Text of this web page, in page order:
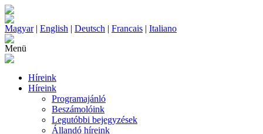
Magyar| English | Deutsch | Francais | Italiano
Menü
Híreink
Híreink
Programajánló
Beszámolóink
Legutóbbi bejegyzések
Állandó híreink